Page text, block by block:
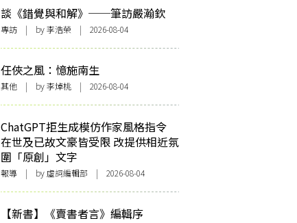
談《錯覺與和解》──筆訪嚴瀚欽
專訪 | by 李浩榮 | 2026-08-04
任俠之風：憶施南生
其他 | by 李焯桃 | 2026-08-04
ChatGPT拒生成模仿作家風格指令
在世及已故文豪皆受限 改提供相近氛
圍「原創」文字
報導 | by 虛詞編輯部 | 2026-08-04
【新書】《賣書者言》編輯序